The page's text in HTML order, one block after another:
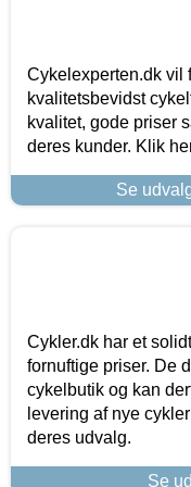
Cykelexperten.dk vil
kvalitetsbevidst
kvalitet, gode priser
deres kunder. Klik
Se
Cykler.dk har et
fornuftige priser. De
cykelbutik og kan
levering af nye
deres udvalg.
Se